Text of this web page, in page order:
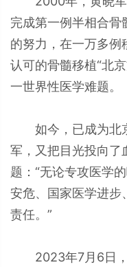
完成第一例半相合
的努力，在一万多例
认可的骨髓移植“北
一世界性医学难题。
如今，已成为北
军，又把目光投向了
题：“无论专攻医学
安危、国家医学进步
责任。”
2023年7月6日，